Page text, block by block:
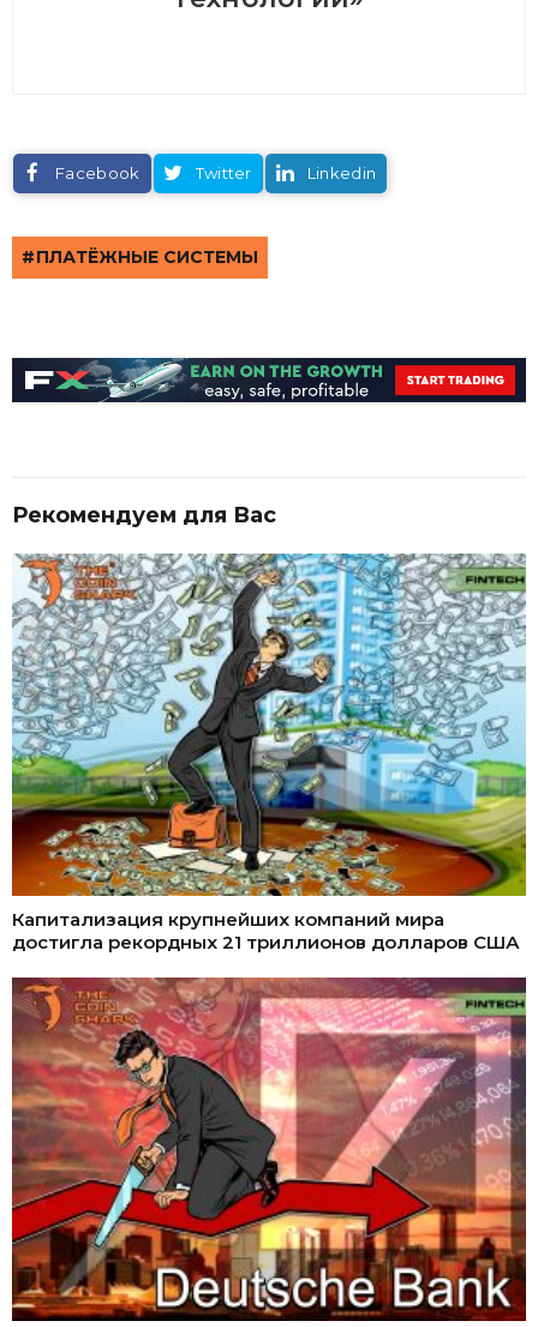
Facebook Twitter Linkedin
ПЛАТЁЖНЫЕ СИСТЕМЫ
Рекомендуем для Вас
Капитализация крупнейших компаний мира
достигла рекордных 21 триллионов долларов США